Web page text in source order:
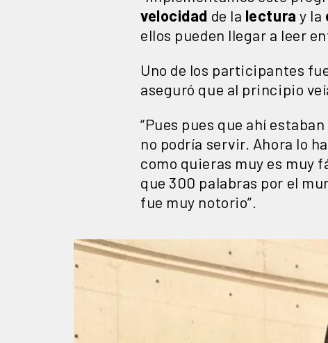
velocidad de la lectura y la
ellos pueden llegar a leer
Uno de los participantes
aseguró que al principio
“Pues pues que ahí
no podría servir. Ahora lo
como quieras muy es muy
que 300 palabras por el
fue muy notorio”.